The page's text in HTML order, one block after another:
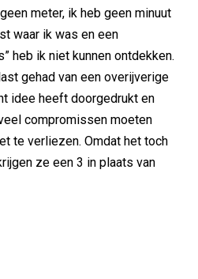
meter, ik heb geen minuut
waar ik was en een
heb ik niet kunnen ontdekken.
gehad van een overijverige
idee heeft doorgedrukt en
compromissen moeten
te verliezen. Omdat het toch
ze een 3 in plaats van